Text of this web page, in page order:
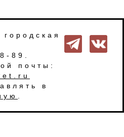
89.
почты:
в